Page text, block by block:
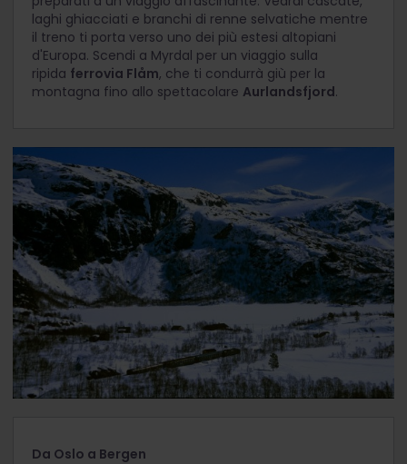
laghi ghiacciati e branchi di renne selvatiche mentre
il treno ti porta verso uno dei più estesi altopiani
d'Europa. Scendi a Myrdal per un viaggio sulla
ripida ferrovia Flåm, che ti condurrà giù per la
montagna fino allo spettacolare Aurlandsfjord.
Da Oslo a Bergen